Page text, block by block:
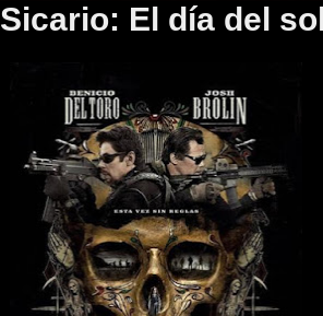
Sicario: El día del